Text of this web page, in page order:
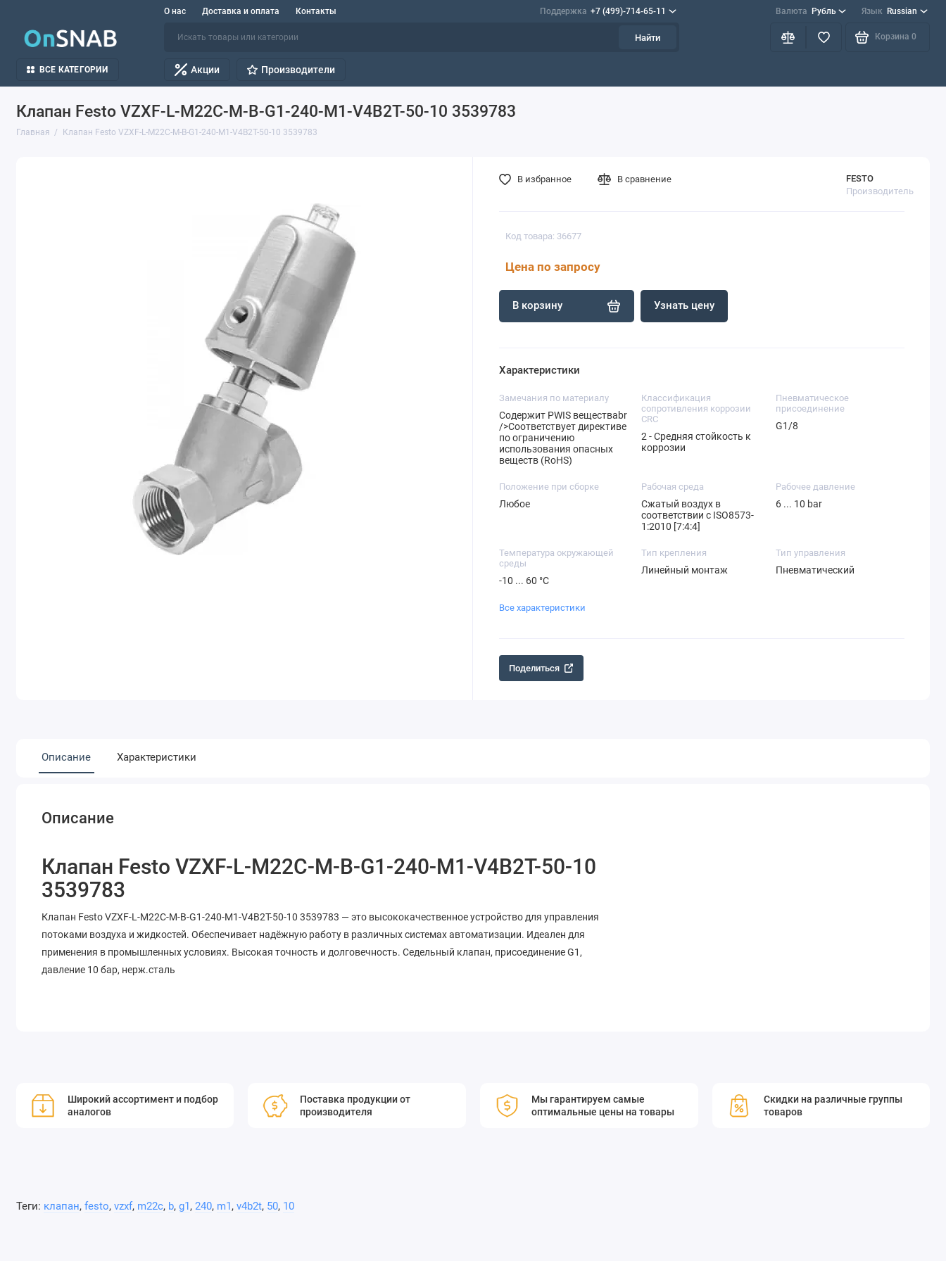
О нас Доставка и оплата Контакты Поддержка +7 (499)-714-65-11 Валюта Рубль Язык Russian
Найти Корзина 0
ВСЕ КАТЕГОРИИ Акции Производители
Клапан Festo VZXF-L-M22C-M-B-G1-240-M1-V4B2T-50-10 3539783
Главная Клапан Festo VZXF-L-M22C-M-B-G1-240-M1-V4B2T-50-10 3539783
Код товара: 36677
Цена по запросу
FESTO
Производитель
В корзину Узнать цену
В избранное В сравнение
Характеристики
Замечания по материалу
Содержит PWIS веществаbr
/>Соответствует директиве
по ограничению
использования опасных
веществ (RoHS)
Классификация
сопротивления коррозии
CRC
2 - Средняя стойкость к
коррозии
Пневматическое
присоединение
G1/8
Положение при сборке
Любое
Рабочая среда
Сжатый воздух в
соответствии с ISO8573-
1:2010 [7:4:4]
Рабочее давление
6 ... 10 bar
Температура окружающей
среды
-10 ... 60 °C
Тип крепления
Линейный монтаж
Тип управления
Пневматический
Все характеристики
Поделиться
Описание Характеристики
Описание
Клапан Festo VZXF-L-M22C-M-B-G1-240-M1-V4B2T-50-10
3539783
Клапан Festo VZXF-L-M22C-M-B-G1-240-M1-V4B2T-50-10 3539783 — это высококачественное устройство для управления
потоками воздуха и жидкостей. Обеспечивает надёжную работу в различных системах автоматизации. Идеален для
применения в промышленных условиях. Высокая точность и долговечность. Седельный клапан, присоединение G1,
давление 10 бар, нерж.сталь
Широкий ассортимент и подбор
аналогов
Поставка продукции от
производителя
Мы гарантируем самые
оптимальные цены на товары
Скидки на различные группы
товаров
Теги: клапан, festo, vzxf, m22c, b, g1, 240, m1, v4b2t, 50, 10